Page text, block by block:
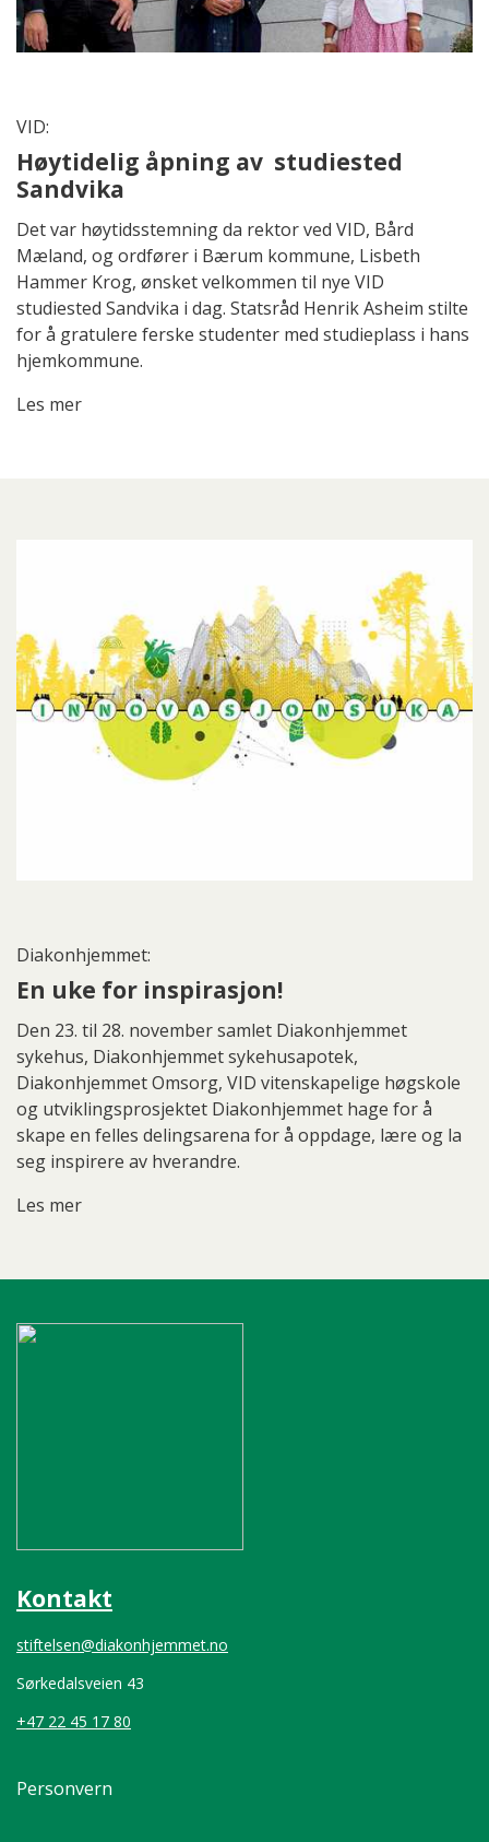
VID:
Høytidelig åpning av studiested
Sandvika
Det var høytidsstemning da rektor ved VID, Bård
Mæland, og ordfører i Bærum kommune, Lisbeth
Hammer Krog, ønsket velkommen til nye VID
studiested Sandvika i dag. Statsråd Henrik Asheim stilte
for å gratulere ferske studenter med studieplass i hans
hjemkommune.
Les mer
Diakonhjemmet:
En uke for inspirasjon!
Den 23. til 28. november samlet Diakonhjemmet
sykehus, Diakonhjemmet sykehusapotek,
Diakonhjemmet Omsorg, VID vitenskapelige høgskole
og utviklingsprosjektet Diakonhjemmet hage for å
skape en felles delingsarena for å oppdage, lære og la
seg inspirere av hverandre.
Les mer
Kontakt
stiftelsen@diakonhjemmet.no
Sørkedalsveien 43
+47 22 45 17 80
Personvern